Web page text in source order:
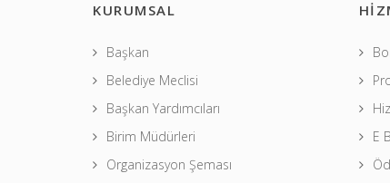
KURUMSAL
Başkan
Belediye Meclisi
Başkan Yardımcıları
Birim Müdürleri
Organizasyon Şeması
E